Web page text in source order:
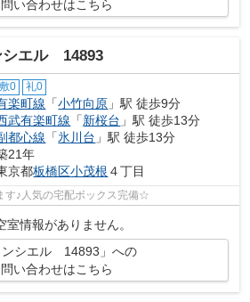
い合わせはこちら
シエル 14893
敷0 礼0
楽町線 「小竹向原 」駅 徒歩9分
武有楽町線 「新桜台 」駅 徒歩13分
都心線 「氷川台 」駅 徒歩13分
21年
京都板橋区小茂根 ４丁目
す♪人気の宅配ボックス完備☆
室情報がありません。
ンシエル 14893」への
い合わせはこちら